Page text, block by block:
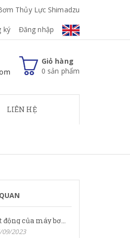
Thủy Lực Shimadzu
ký Đăng nhập
Giỏ hàng
0 sản phẩm
LIÊN HỆ
Hoạt động của máy bơm cánh gạt Rexroth
2023